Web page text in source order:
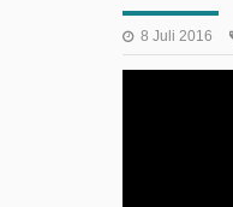
8 Juli 2016